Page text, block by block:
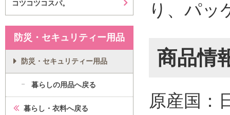
コツコツコスパ。
防災・セキュリティー用品
防災・セキュリティー用品
暮らしの用品へ戻る
暮らし・衣料へ戻る
り、パッ
商品情
原産国：